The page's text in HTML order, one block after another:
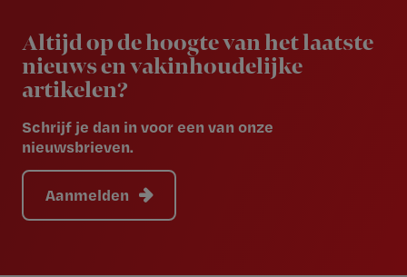
Altijd op de hoogte van het laatste
nieuws en vakinhoudelijke
artikelen?
Schrijf je dan in voor een van onze
nieuwsbrieven.
Aanmelden